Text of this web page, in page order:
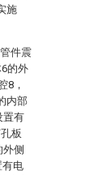
施
件震
的外
8，
内部
置有
板
侧
有电